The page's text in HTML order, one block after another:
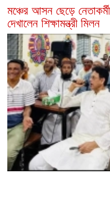
মঞ্চের আসন ছেড়ে
দেখালেন শিক্ষামন্ত্রী মিলন